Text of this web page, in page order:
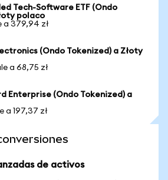
Tech-Software ETF (Ondo
polaco
a 379,94 zł
(Ondo Tokenized) a Złoty
a 68,75 zł
Enterprise (Ondo Tokenized) a
a 197,37 zł
de activos